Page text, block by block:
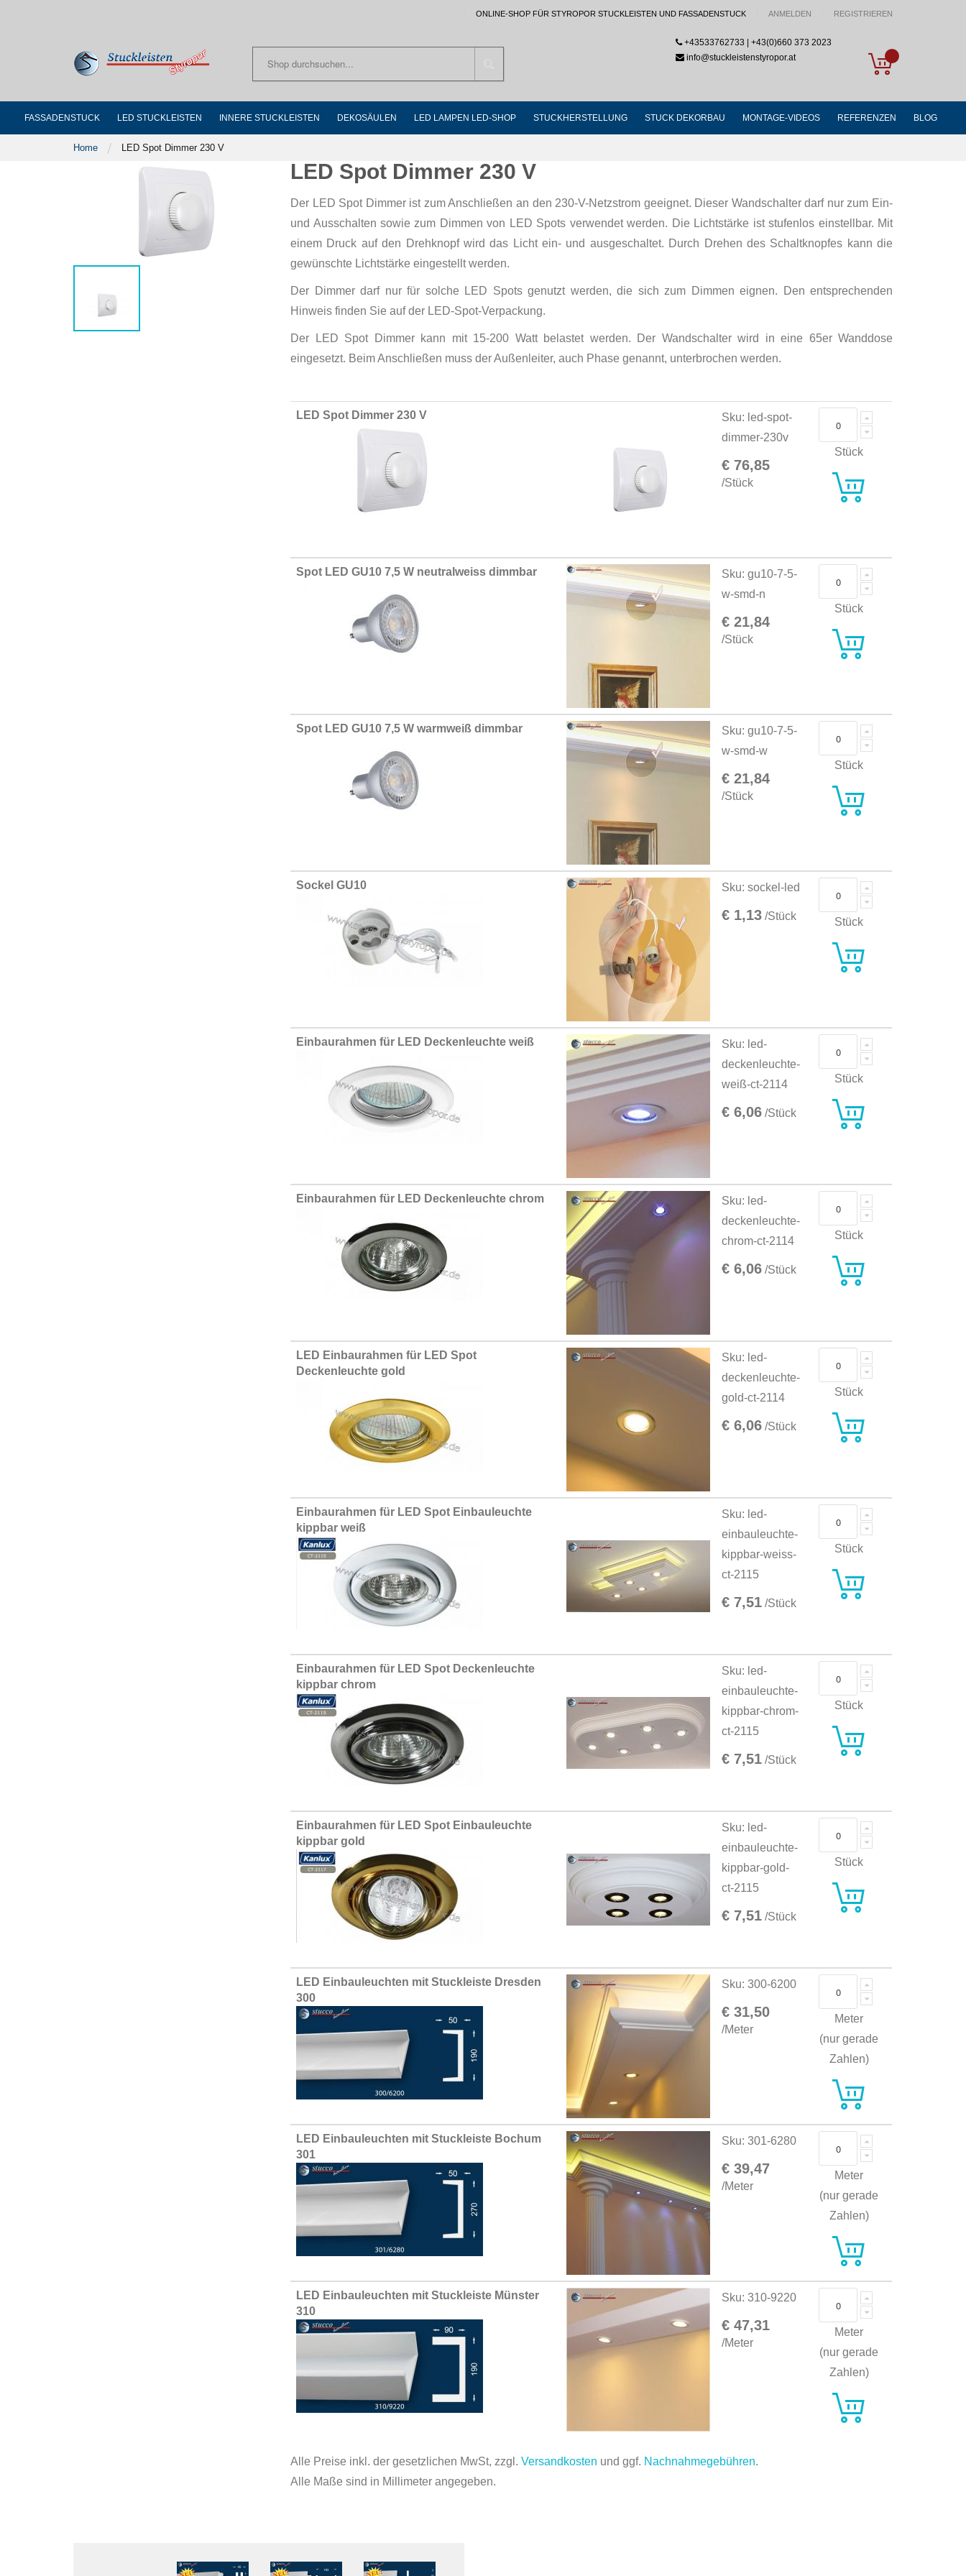
ONLINE-SHOP FÜR STYROPOR STUCKLEISTEN UND FASSADENSTUCK ANMELDEN REGISTRIEREN
My Cart
+43533762733 | +43(0)660 373 2023
info@stuckleistenstyropor.at
FASSADENSTUCK LED STUCKLEISTEN INNERE STUCKLEISTEN DEKOSÄULEN LED LAMPEN LED-SHOP STUCKHERSTELLUNG STUCK DEKORBAU MONTAGE-VIDEOS REFERENZEN BLOG
Home LED Spot Dimmer 230 V
LED Spot Dimmer 230 V
Der LED Spot Dimmer ist zum Anschließen an den 230-V-Netzstrom geeignet. Dieser Wandschalter darf nur zum Ein-
und Ausschalten sowie zum Dimmen von LED Spots verwendet werden. Die Lichtstärke ist stufenlos einstellbar. Mit
einem Druck auf den Drehknopf wird das Licht ein- und ausgeschaltet. Durch Drehen des Schaltknopfes kann die
gewünschte Lichtstärke eingestellt werden.
Der Dimmer darf nur für solche LED Spots genutzt werden, die sich zum Dimmen eignen. Den entsprechenden
Hinweis finden Sie auf der LED-Spot-Verpackung.
Der LED Spot Dimmer kann mit 15-200 Watt belastet werden. Der Wandschalter wird in eine 65er Wanddose
eingesetzt. Beim Anschließen muss der Außenleiter, auch Phase genannt, unterbrochen werden.
Grouped
LED Spot Dimmer 230 V
Sku: led-spot-
dimmer-230v
€ 76,85
/Stück
Stück
Spot LED GU10 7,5 W neutralweiss dimmbar
Sku: gu10-7-5-
w-smd-n
€ 21,84
/Stück
Stück
Spot LED GU10 7,5 W warmweiß dimmbar
Sku: gu10-7-5-
w-smd-w
€ 21,84
/Stück
Stück
Sockel GU10 Sku: sockel-led
€ 1,13 /Stück Stück
Einbaurahmen für LED Deckenleuchte weiß
Sku: led-
deckenleuchte-
weiß-ct-2114
€ 6,06 /Stück
Stück
Einbaurahmen für LED Deckenleuchte chrom
Sku: led-
deckenleuchte-
chrom-ct-2114
€ 6,06 /Stück
Stück
LED Einbaurahmen für LED Spot
Deckenleuchte gold
Sku: led-
deckenleuchte-
gold-ct-2114
€ 6,06 /Stück
Stück
Einbaurahmen für LED Spot Einbauleuchte
kippbar weiß
Sku: led-
einbauleuchte-
kippbar-weiss-
ct-2115
€ 7,51 /Stück
Stück
Einbaurahmen für LED Spot Deckenleuchte
kippbar chrom
Sku: led-
einbauleuchte-
kippbar-chrom-
ct-2115
€ 7,51 /Stück
Stück
Einbaurahmen für LED Spot Einbauleuchte
kippbar gold
Sku: led-
einbauleuchte-
kippbar-gold-
ct-2115
€ 7,51 /Stück
Stück
LED Einbauleuchten mit Stuckleiste Dresden
300
Sku: 300-6200
€ 31,50
/Meter
Meter
(nur gerade
Zahlen)
LED Einbauleuchten mit Stuckleiste Bochum
301
Sku: 301-6280
€ 39,47
/Meter
Meter
(nur gerade
Zahlen)
LED Einbauleuchten mit Stuckleiste Münster
310
Sku: 310-9220
€ 47,31
/Meter
Meter
(nur gerade
Zahlen)
Alle Preise inkl. der gesetzlichen MwSt, zzgl.Versandkosten und ggf. Nachnahmegebühren.
Alle Maße sind in Millimeter angegeben.